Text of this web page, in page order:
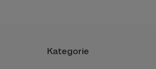
Kategorie